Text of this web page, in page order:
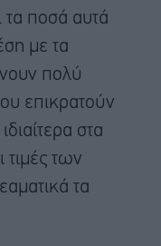
τα ποσά αυτά
με τα
πολύ
επικρατούν
στα
τιμές των
τα